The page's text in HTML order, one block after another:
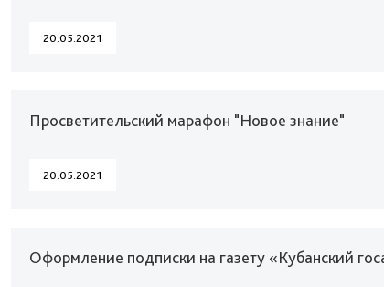
20.05.2021
Просветительский марафон "Новое знание"
20.05.2021
Оформление подписки на газету «Кубанский